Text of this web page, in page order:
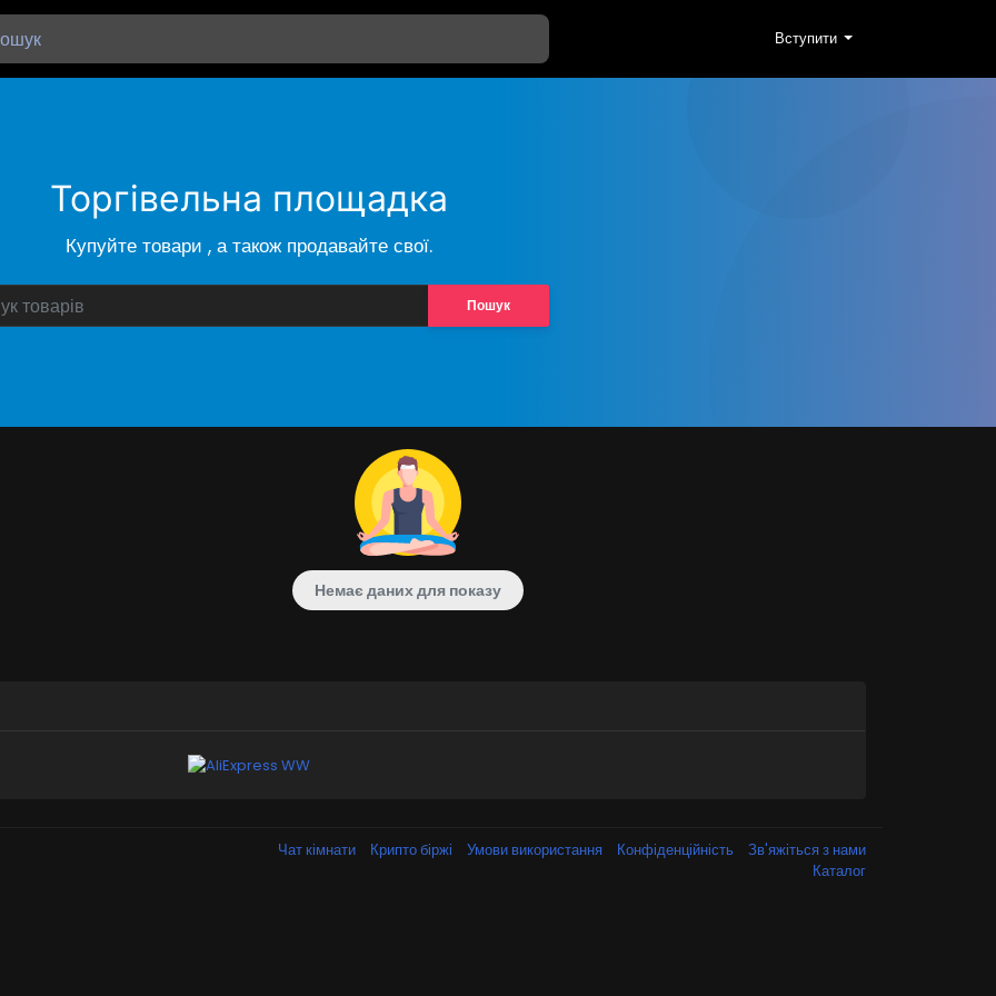
Вступити
Торгівельна площадка
Купуйте товари , а також продавайте свої.
Пошук
Немає даних для показу
Чат кімнати Крипто біржі Умови використання Конфіденційність
Зв'яжіться з нами
Каталог